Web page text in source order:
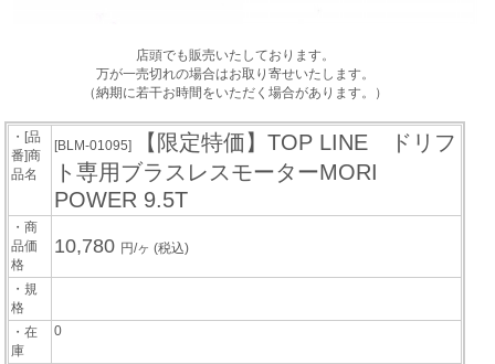
店頭でも販売いたしております。
万が一売切れの場合はお取り寄せいたします。
（納期に若干お時間をいただく場合があります。）
・[品
番]商
品名
[BLM-01095]
【限定特価】TOP LINE ドリフ
ト専用ブラスレスモーターMORI
POWER 9.5T
・商
品価
格
10,780 円/ヶ(税込)
・規
格
・在
庫
0